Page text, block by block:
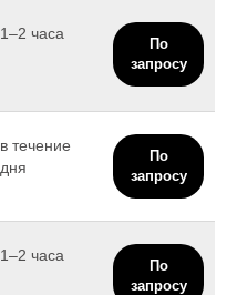
1–2 часа
По
запросу
в течение
дня
По
запросу
1–2 часа
По
запросу